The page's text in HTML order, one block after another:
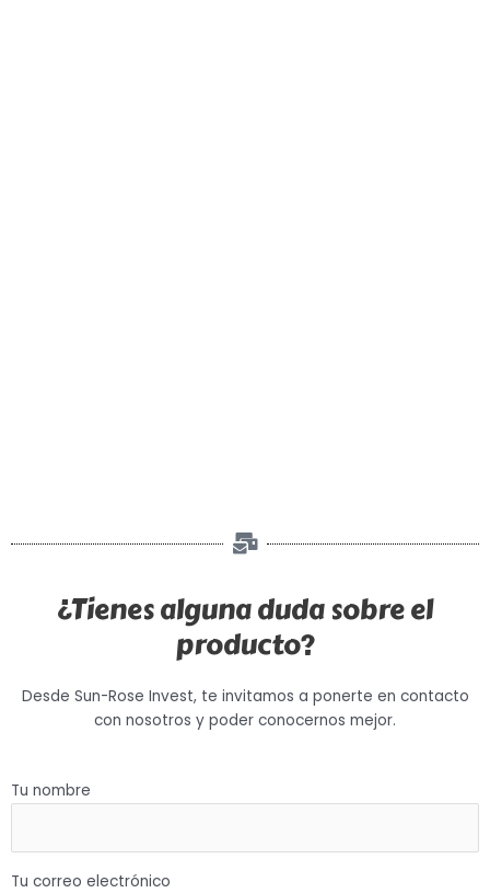
¿Tienes alguna duda sobre el
producto?
Desde Sun-Rose Invest, te invitamos a ponerte en contacto
con nosotros y poder conocernos mejor.
Tu nombre
Tu correo electrónico